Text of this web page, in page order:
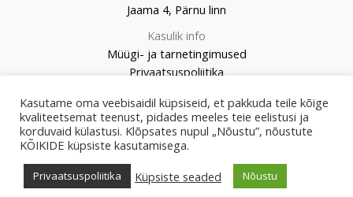
Jaama 4, Pärnu linn
Kasulik info
Müügi- ja tarnetingimused
Privaatsuspoliitika
© 2026 Custom Market
Kasutame oma veebisaidil küpsiseid, et pakkuda teile kõige
kvaliteetsemat teenust, pidades meeles teie eelistusi ja
korduvaid külastusi. Klõpsates nupul „Nõustu”, nõustute
KÕIKIDE küpsiste kasutamisega.
Privaatsuspoliitika Küpsiste seaded Nõustu